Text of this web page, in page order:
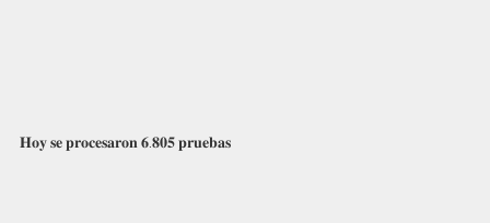
𝐇𝐨𝐲 𝐬𝐞 𝐩𝐫𝐨𝐜𝐞𝐬𝐚𝐫𝐨𝐧 𝟔.𝟖𝟎𝟓 𝐩𝐫𝐮𝐞𝐛𝐚𝐬